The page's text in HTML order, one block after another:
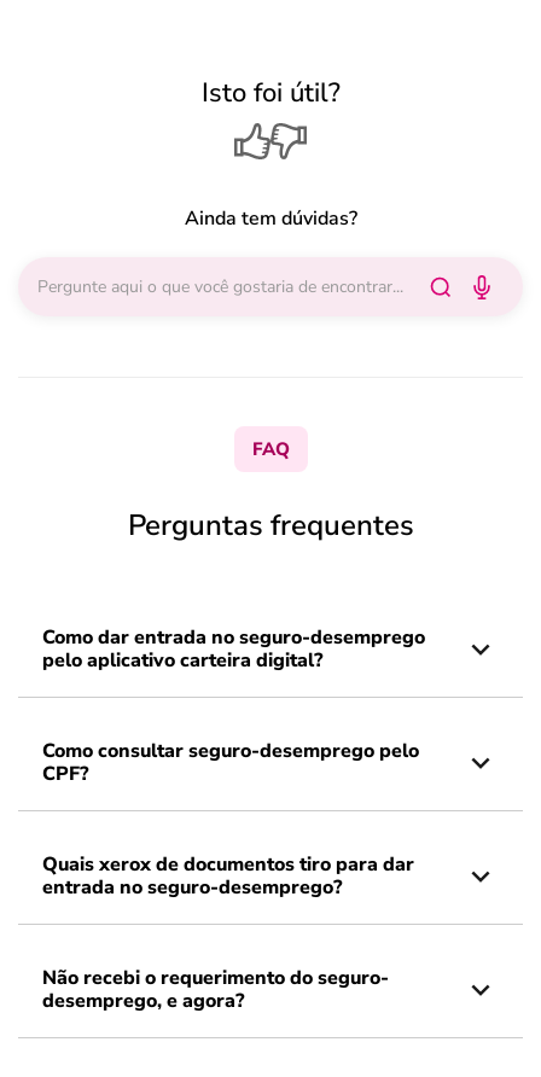
Isto foi útil?
Ainda tem dúvidas?
FAQ
Perguntas frequentes
Como dar entrada no seguro-desemprego
pelo aplicativo carteira digital?
Como consultar seguro-desemprego pelo
CPF?
Quais xerox de documentos tiro para dar
entrada no seguro-desemprego?
Não recebi o requerimento do seguro-
desemprego, e agora?